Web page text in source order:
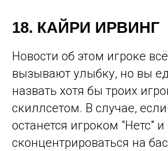
18. КАЙРИ ИРВИНГ
Новости об этом игроке
вызывают улыбку, но вы
назвать хотя бы троих
скиллсетом. В случае,
останется игроком "Нетс"
сконцентрироваться на